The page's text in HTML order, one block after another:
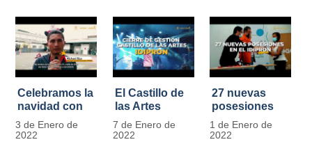
Celebramos la
navidad con
los Niños y
Niñas de los
3 de Enero de
2022
El Castillo de
las Artes
celebra su
primer año
7 de Enero de
2022
27 nuevas
posesiones
en el IDIPRON
1 de Enero de
2022